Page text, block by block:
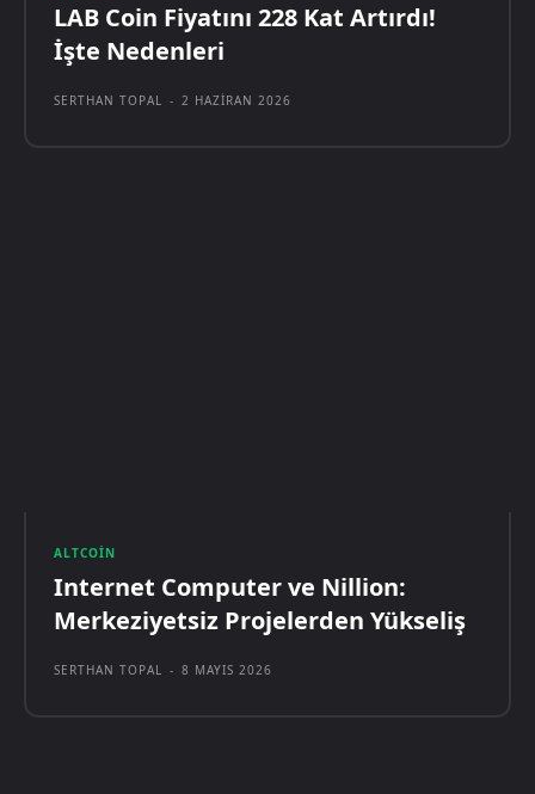
LAB Coin Fiyatını 228 Kat Artırdı!
İşte Nedenleri
SERTHAN TOPAL - 2 HAZIRAN 2026
ALTCOIN
Internet Computer ve Nillion:
Merkeziyetsiz Projelerden Yükseliş
SERTHAN TOPAL - 8 MAYIS 2026